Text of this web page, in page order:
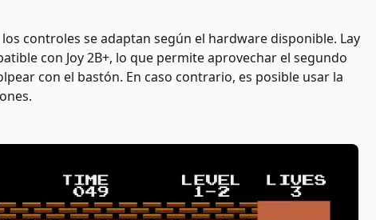
controles se adaptan según el hardware disponible. Lay
con Joy 2B+, lo que permite aprovechar el segundo
con el bastón. En caso contrario, es posible usar la